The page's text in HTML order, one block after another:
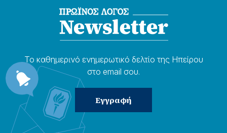
Το καθημερɩνό ενημερωτɩκό δελτίο της Ηπείρου
στο email σου.